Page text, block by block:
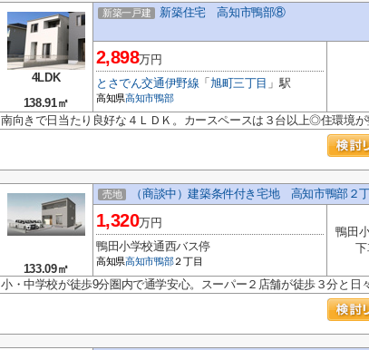
4LDK
138.91㎡
新築一戸建 新築住宅 高知市鴨部⑧
2,898万円
とさでん交通伊野線 「旭町三丁目 」駅
高知県高知市鴨部
南向きで日当たり良好な４ＬＤＫ。カースペースは３台以上◎住環境
133.09㎡
売地 （商談中）建築条件付き宅地 高知市鴨部２
1,320万円
鴨田小学校通西バス停
高知県高知市鴨部２丁目
鴨田
小・中学校が徒歩9分圏内で通学安心。スーパー２店舗が徒歩３分と日